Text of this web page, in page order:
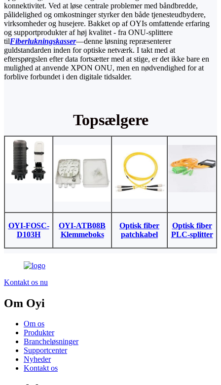
konnektivitet. Ved at løse centrale problemer med båndbredde,
pålidelighed og omkostninger styrker den både tjenesteudbydere,
virksomheder og husejere. Bakket op af OYIs omfattende erfaring
og supportprodukter af høj kvalitet - fra ONU-splittere
tilFiberlukningskasser—denne løsning repræsenterer
guldstandarden inden for optiske netværk. I takt med at
efterspørgslen efter data fortsætter med at stige, er det ikke bare en
mulighed at anvende XPON ONU, men en nødvendighed for at
forblive forbundet i den digitale tidsalder.
Topsælgere
OYI-FOSC-
D103H
OYI-ATB08B
Klemmeboks
Optisk fiber
patchkabel
Optisk fiber
PLC-splitter
Kontakt os nu
Om Oyi
Om os
Produkter
Brancheløsninger
Supportcenter
Nyheder
Kontakt os